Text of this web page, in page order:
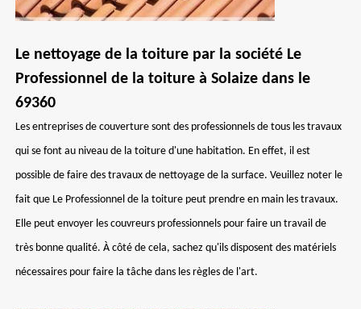
Le nettoyage de la toiture par la société Le
Professionnel de la toiture à Solaize dans le
69360
Les entreprises de couverture sont des professionnels de tous les travaux
qui se font au niveau de la toiture d'une habitation. En effet, il est
possible de faire des travaux de nettoyage de la surface. Veuillez noter le
fait que Le Professionnel de la toiture peut prendre en main les travaux.
Elle peut envoyer les couvreurs professionnels pour faire un travail de
très bonne qualité. À côté de cela, sachez qu'ils disposent des matériels
nécessaires pour faire la tâche dans les règles de l'art.